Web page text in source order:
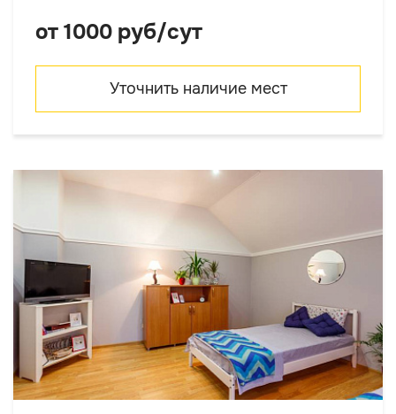
от 1000 руб/сут
Уточнить наличие мест